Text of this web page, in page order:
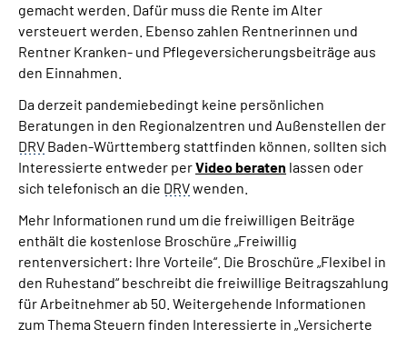
gemacht werden. Dafür muss die Rente im Alter
versteuert werden. Ebenso zahlen Rentnerinnen und
Rentner Kranken- und Pflegeversicherungsbeiträge aus
den Einnahmen.
Da derzeit pandemiebedingt keine persönlichen
Beratungen in den Regionalzentren und Außenstellen der
DRV Baden-Württemberg stattfinden können, sollten sich
Interessierte entweder perVideo beraten lassen oder
sich telefonisch an die DRVwenden.
Mehr Informationen rund um die freiwilligen Beiträge
enthält die kostenlose Broschüre „Freiwillig
rentenversichert: Ihre Vorteile“. Die Broschüre „Flexibel in
den Ruhestand“ beschreibt die freiwillige Beitragszahlung
für Arbeitnehmer ab 50. Weitergehende Informationen
zum Thema Steuern finden Interessierte in „Versicherte